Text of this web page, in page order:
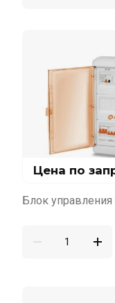
Цена по
Блок управления